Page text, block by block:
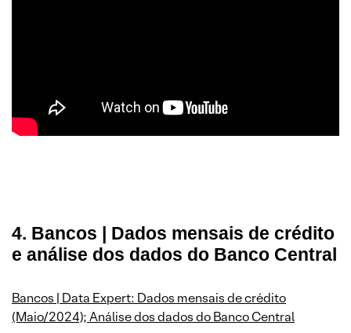
4. Bancos | Dados mensais de crédito
e análise dos dados do Banco Central
Bancos | Data Expert: Dados mensais de crédito
(Maio/2024); Análise dos dados do Banco Central